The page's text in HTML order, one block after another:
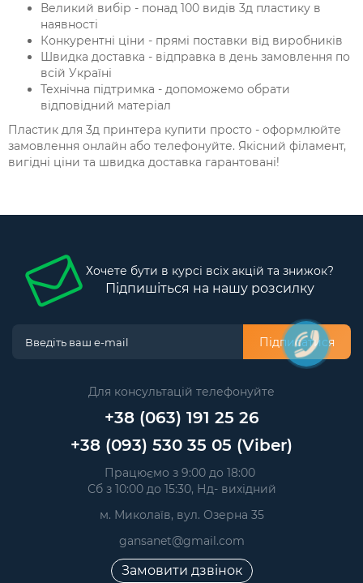
Великий вибір - понад 100 видів 3д пластику в
наявності
Конкурентні ціни - прямі поставки від виробників
Швидка доставка - відправка в день замовлення по
всій Україні
Технічна підтримка - допоможемо обрати
відповідний матеріал
Пластик для 3д принтера купити просто - оформлюйте
замовлення онлайн або телефонуйте. Якісний філамент,
вигідні ціни та швидка доставка гарантовані!
Хочете бути в курсі всіх акцій та знижок?
Підпишіться на нашу розсилку
Підписатися
Для консультацій телефонуйте
+38 (063) 191 25 26
+38 (093) 530 35 05 (Viber)
Працюємо з 9:00 до 18:00
Сб з 10:00 до 15:30, Нд- вихідний
м. Миколаїв, вул. Озерна 35
gansanet@gmail.com
Замовити дзвінок